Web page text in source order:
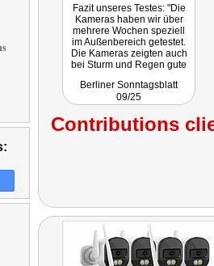
Fazit unseres Testes: "Die
Kameras haben wir über
mehrere Wochen speziell
im Außenbereich getestet.
Die Kameras zeigten auch
bei Sturm und Regen gute
kleinste Gartentiere. Das
Ergebnis, kann mit sehr gut
hier stimmen die vom
Hersteller angegeben
Berliner Sonntagsblatt
09/25
Contributions